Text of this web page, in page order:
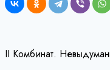
II Комбинат.